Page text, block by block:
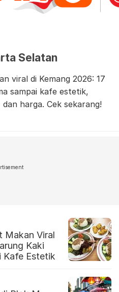
Selatan
viral di Kemang 2026: 17
sampai kafe estetik,
harga. Cek sekarang!
Makan Viral
Kaki
Kafe Estetik